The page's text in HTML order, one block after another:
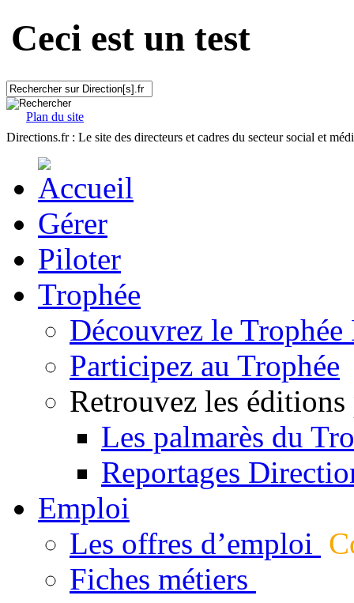
Ceci est un test
Plan du site
Directions.fr : Le site des directeurs et cadres du secteur social et
Gérer
Piloter
Trophée
Découvrez le
Participez au Trophée
Retrouvez les éditions
Les palmarès du
Reportages
Emploi
Les offres d’emploi
Fiches métiers